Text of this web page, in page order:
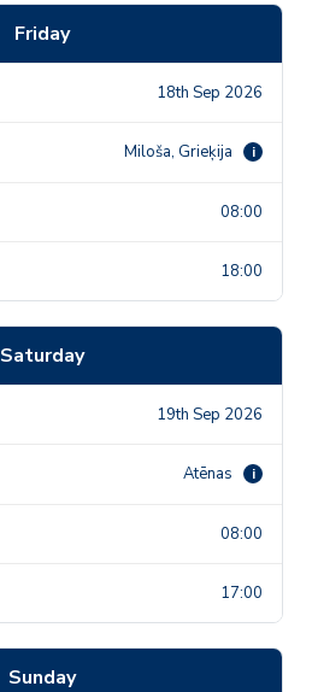
Friday
18th Sep 2026
Miloša, Grieķija i
08:00
18:00
Saturday
19th Sep 2026
Atēnas i
08:00
17:00
Sunday